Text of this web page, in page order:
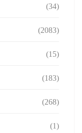
(34)
(2083)
(15)
(183)
(268)
(1)